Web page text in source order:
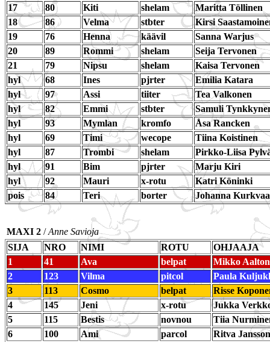
17
80 Kiti shelam
Maritta Töllinen
18
86 Velma stbter
Kirsi
19
76 Henna käävil
Sanna Warjus
20
89 Rommi shelam
Seija Tervonen
21
79 Nipsu shelam
Kaisa Tervonen
hyl
68 Ines pjrter
Emilia Katara
hyl
97 Assi tiiter
Tea Valkonen
hyl
82 Emmi stbter
Samuli
hyl
93 Mymlan kromfo
Åsa Rancken
hyl
69 Timi wecope
Tiina Koistinen
hyl
87 Trombi shelam
Pirkko-Liisa
hyl
91 Bim pjrter
Marju Kiri
hyl
92 Mauri x-rotu
Katri Köninki
pois
84 Teri borter Johanna
MAXI 2 /Anne Savioja
SIJA
NRO NIMI ROTU
OHJAAJA
1
41 Ava belpat
Mikko
2
123 Vilma pitcol
Paula
3
113 Cosmo belpat
Risse
4
145 Jeni x-rotu
Jukka
5
115 Bestis novnou
Tiia
6
100 Ami parcol
Ritva Jansson